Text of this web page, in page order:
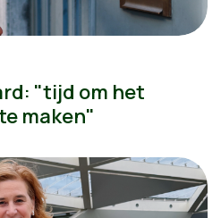
"tijd om het
maken"